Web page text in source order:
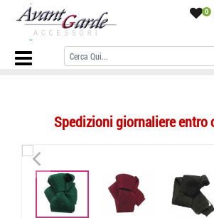
0
Home Page/CRAVATTE/Tinta unita/Cravatta
unita in vari colori nera verde blu rossa gialla
Spedizioni giornaliere entro
<